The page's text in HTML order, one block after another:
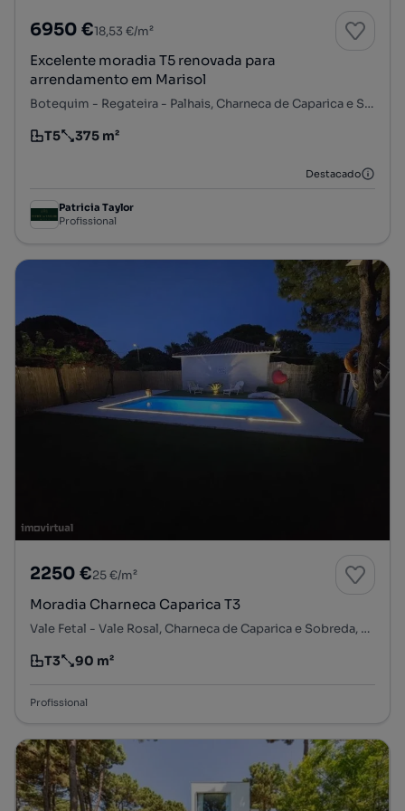
6950 €18,53 €/m²
Excelente moradia T5 renovada para
arrendamento em Marisol
Botequim - Regateira - Palhais, Charneca de Caparica e Sobreda, Almada, Setúbal
Tipologia
T5
Preço por metro quadrado
375 m²
Destacado
Patricia Taylor
Profissional
2250 €25 €/m²
Moradia Charneca Caparica T3
Vale Fetal - Vale Rosal, Charneca de Caparica e Sobreda, Almada, Setúbal
Tipologia
T3
Preço por metro quadrado
90 m²
Profissional